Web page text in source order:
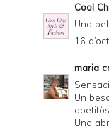
Cool
Una
16
maria
Un
apetitòs.
Una